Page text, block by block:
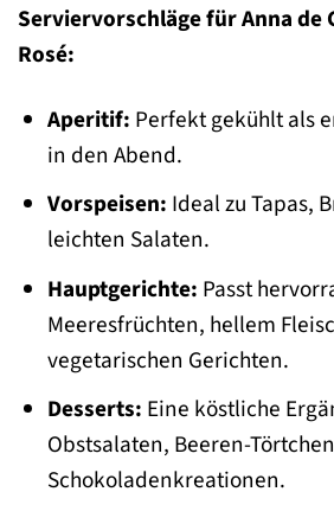
Serviervorschläge für Anna de
Rosé:
Aperitif: Perfekt gekühlt als
in den Abend.
Vorspeisen: Ideal zu Tapas,
leichten Salaten.
Hauptgerichte: Passt
Meeresfrüchten, hellem
vegetarischen Gerichten.
Desserts: Eine köstliche
Obstsalaten, Beeren-
Schokoladenkreationen.